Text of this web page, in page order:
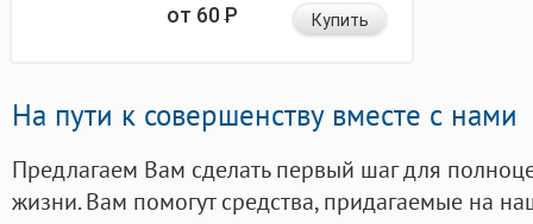
от 60Р Купить
На пути к совершенству вместе с нами
Предлагаем Вам сделать первый шаг для
жизни. Вам помогут средства, придагаемые на